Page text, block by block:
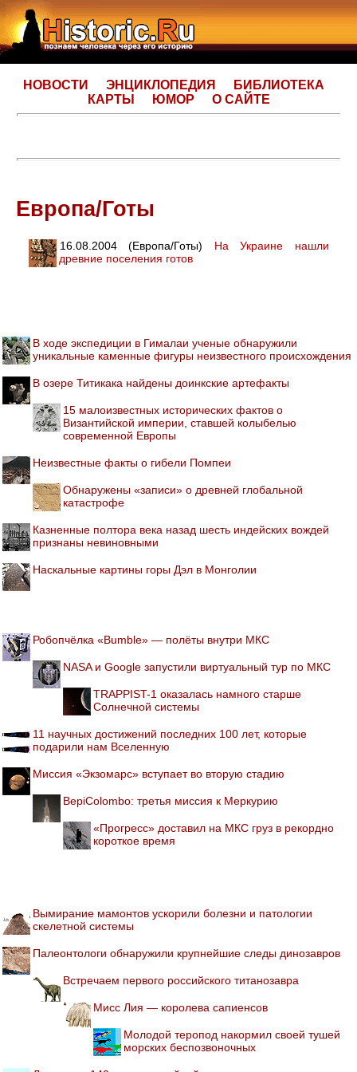
НОВОСТИ ЭНЦИКЛОПЕДИЯ
БИБЛИОТЕКА
КАРТЫ
ЮМОР О САЙТЕ
Европа/Готы
16.08.2004 (Европа/Готы) На Украине нашли
древние поселения готов
В ходе экспедиции в Гималаи ученые обнаружили
уникальные каменные фигуры неизвестного происхождения
В озере Титикака найдены доинкские артефакты
15 малоизвестных исторических фактов о
Византийской империи, ставшей колыбелью
современной Европы
Неизвестные факты о гибели Помпеи
Обнаружены «записи» о древней глобальной
катастрофе
Казненные полтора века назад шесть индейских вождей
признаны невиновными
Наскальные картины горы Дэл в Монголии
Робопчёлка «Bumble» — полёты внутри МКС
NASA и Google запустили виртуальный тур по МКС
TRAPPIST-1 оказалась намного старше
Солнечной системы
11 научных достижений последних 100 лет, которые
подарили нам Вселенную
Миссия «Экзомарс» вступает во вторую стадию
BepiColombo: третья миссия к Меркурию
«Прогресс» доставил на МКС груз в рекордно
короткое время
Вымирание мамонтов ускорили болезни и патологии
скелетной системы
Палеонтологи обнаружили крупнейшие следы динозавров
Встречаем первого российского титанозавра
Мисс Лия — королева сапиенсов
Молодой теропод накормил своей тушей
морских беспозвоночных